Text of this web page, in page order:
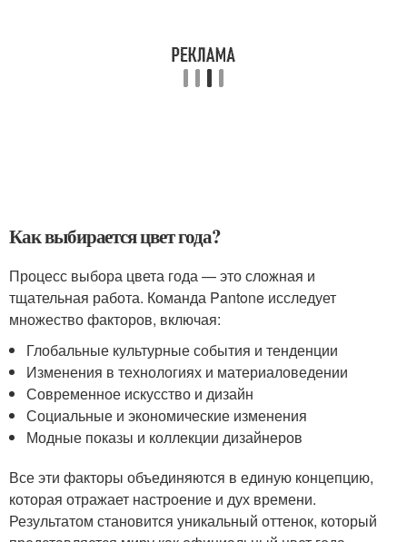
Как выбирается цвет года?
Процесс выбора цвета года — это сложная и
тщательная работа. Команда Pantone исследует
множество факторов, включая:
Глобальные культурные события и тенденции
Изменения в технологиях и материаловедении
Современное искусство и дизайн
Социальные и экономические изменения
Модные показы и коллекции дизайнеров
Все эти факторы объединяются в единую концепцию,
которая отражает настроение и дух времени.
Результатом становится уникальный оттенок, который